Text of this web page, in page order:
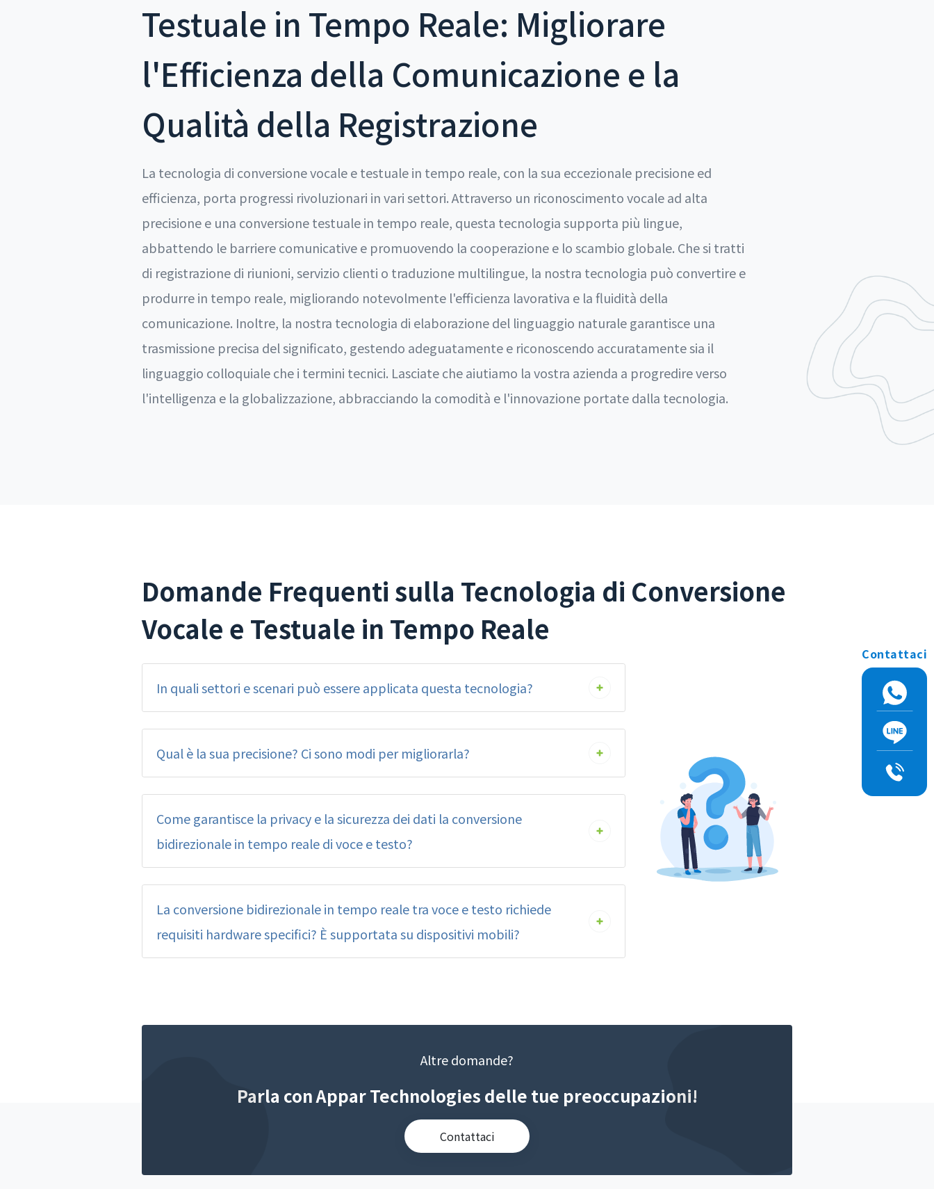
Testuale in Tempo Reale: Migliorare
l'Efficienza della Comunicazione e la
Qualità della Registrazione
La tecnologia di conversione vocale e testuale in tempo reale, con la sua eccezionale precisione ed
efficienza, porta progressi rivoluzionari in vari settori. Attraverso un riconoscimento vocale ad alta
precisione e una conversione testuale in tempo reale, questa tecnologia supporta più lingue,
abbattendo le barriere comunicative e promuovendo la cooperazione e lo scambio globale. Che si tratti
di registrazione di riunioni, servizio clienti o traduzione multilingue, la nostra tecnologia può convertire e
produrre in tempo reale, migliorando notevolmente l'efficienza lavorativa e la fluidità della
comunicazione. Inoltre, la nostra tecnologia di elaborazione del linguaggio naturale garantisce una
trasmissione precisa del significato, gestendo adeguatamente e riconoscendo accuratamente sia il
linguaggio colloquiale che i termini tecnici. Lasciate che aiutiamo la vostra azienda a progredire verso
l'intelligenza e la globalizzazione, abbracciando la comodità e l'innovazione portate dalla tecnologia.
Domande Frequenti sulla Tecnologia di Conversione
Vocale e Testuale in Tempo Reale
In quali settori e scenari può essere applicata questa tecnologia?
Qual è la sua precisione? Ci sono modi per migliorarla?
Come garantisce la privacy e la sicurezza dei dati la conversione
bidirezionale in tempo reale di voce e testo?
La conversione bidirezionale in tempo reale tra voce e testo richiede
requisiti hardware specifici? È supportata su dispositivi mobili?
Altre domande?
Parla con Appar Technologies delle tue preoccupazioni!
Contattaci
Contattaci